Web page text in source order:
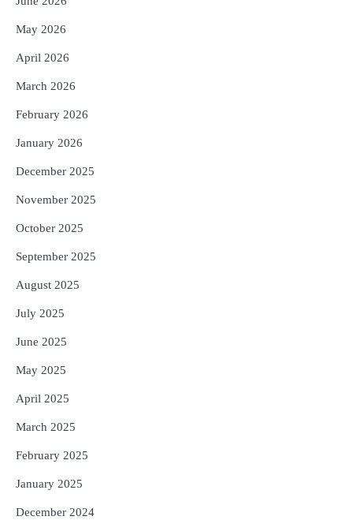
5
May 2026
April 2026
March 2026
February 2026
January 2026
December 2025
November 2025
October 2025
September 2025
August 2025
July 2025
June 2025
May 2025
April 2025
March 2025
February 2025
January 2025
December 2024